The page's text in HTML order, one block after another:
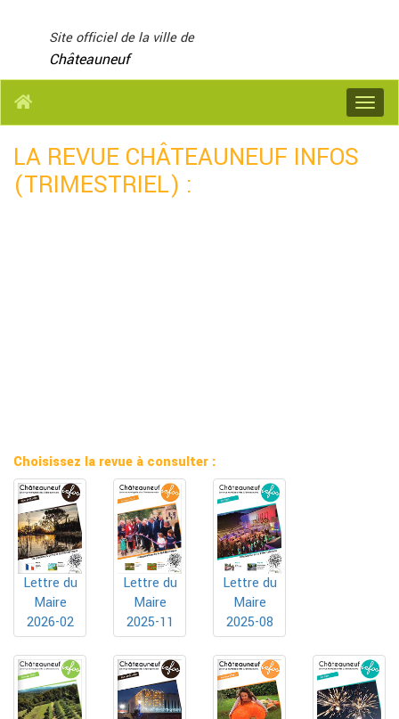
Site officiel de la ville de
Châteauneuf
Menu
LA REVUE CHÂTEAUNEUF INFOS
(TRIMESTRIEL) :
Choisissez la revue à consulter :
Lettre du
Maire
2026-02
Lettre du
Maire
2025-11
Lettre du
Maire
2025-08